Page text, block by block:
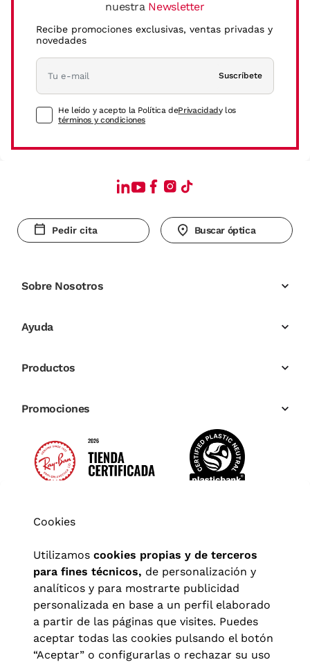
nuestra Newsletter
Recibe promociones exclusivas, ventas privadas y
novedades
Suscríbete
He leído y acepto la Política dePrivacidady los
términos y condiciones
Pedir cita Buscar óptica
Sobre Nosotros
Ayuda
Productos
Promociones
Cookies
Utilizamos cookies propias y de terceros
para fines técnicos, de personalización y
analíticos y para mostrarte publicidad
personalizada en base a un perfil elaborado
a partir de las páginas que visites. Puedes
aceptar todas las cookies pulsando el botón
“Aceptar” o configurarlas o rechazar su uso